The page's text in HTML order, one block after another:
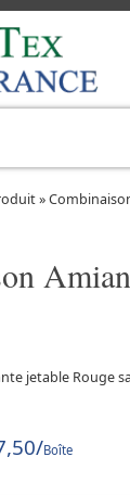
»
/Boîte